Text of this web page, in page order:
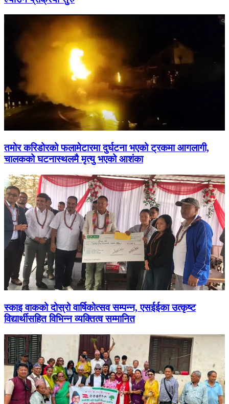
तमोर करिडोरको फलामेटारमा दुर्घटना भएको ट्रकमा आगलागी,
चालकको घटनास्थलमै मृत्यु भएको आशंका
स्काइ वाकको दोस्रो वार्षिकोत्सव सम्पन्न, एसईईका उत्कृष्ट
विद्यार्थीसहित विभिन्न व्यक्तित्व सम्मानित